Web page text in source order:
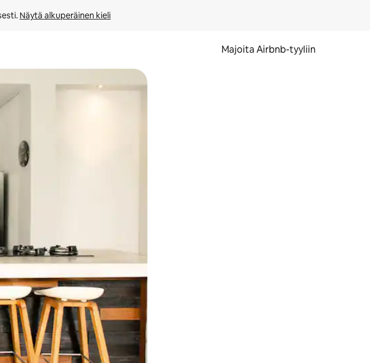
Näytä alkuperäinen kieli
Majoita Airbnb-tyyliin
pyyhkäisemällä.